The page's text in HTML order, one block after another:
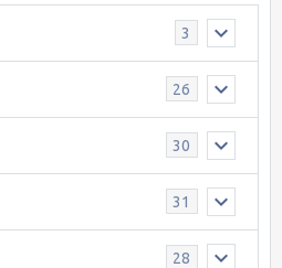
3
26
30
31
28